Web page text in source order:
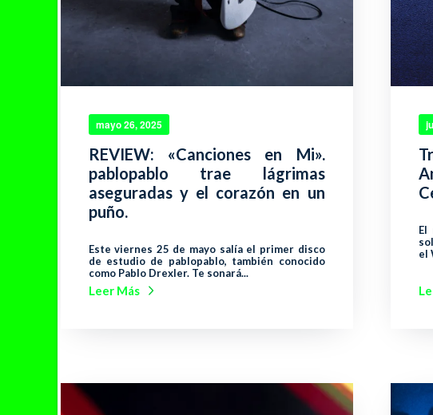
mayo 26, 2025
REVIEW: «Canciones en Mi».
pablopablo trae lágrimas
aseguradas y el corazón en un
puño.
Este viernes 25 de mayo salía el primer disco
de estudio de pablopablo, también conocido
como Pablo Drexler. Te sonará...
Leer Más
El
el